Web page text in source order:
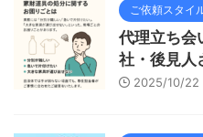
ご依頼スタイ
代理立ち会
社・後見人
2025/10/22